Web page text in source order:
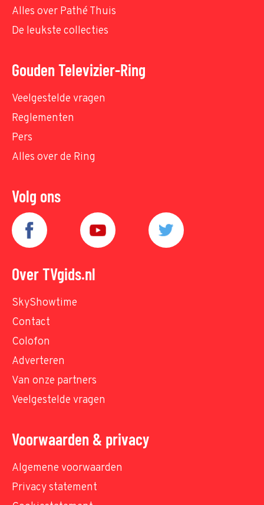
Alles over Pathé Thuis
De leukste collecties
Gouden Televizier-Ring
Veelgestelde vragen
Reglementen
Pers
Alles over de Ring
Volg ons
Over TVgids.nl
SkyShowtime
Contact
Colofon
Adverteren
Van onze partners
Veelgestelde vragen
Voorwaarden & privacy
Algemene voorwaarden
Privacy statement